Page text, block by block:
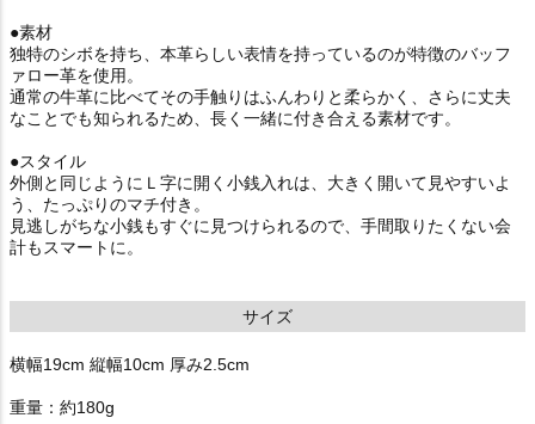
●素材
独特のシボを持ち、本革らしい表情を持っているのが特徴のバッフ
ァロー革を使用。
通常の牛革に比べてその手触りはふんわりと柔らかく、さらに丈夫
なことでも知られるため、長く一緒に付き合える素材です。
●スタイル
外側と同じようにＬ字に開く小銭入れは、大きく開いて見やすいよ
う、たっぷりのマチ付き。
見逃しがちな小銭もすぐに見つけられるので、手間取りたくない会
計もスマートに。
サイズ
横幅19cm 縦幅10cm 厚み2.5cm
重量：約180g